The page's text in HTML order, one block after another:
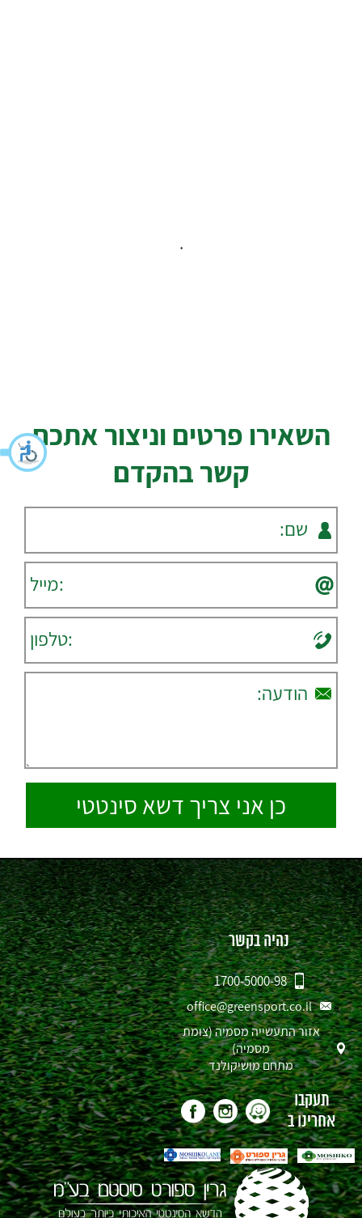
.
השאירו פרטים וניצור אתכם
קשר בהקדם
נהיה בקשר
1700-5000-98
office@greensport.co.il
אזור התעשייה מסמיה (צומת
מסמיה)
מתחם מושיקולנד
תעקבו
אחרינו ב